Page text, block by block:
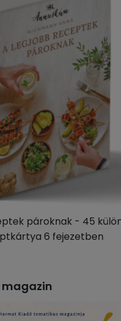
pároknak - 45
6 fejezetben
magazin